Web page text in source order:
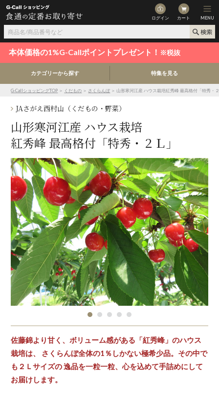
ログイン カート MENU
本体価格の1%G-Callポイントプレゼント！ ※税抜
カテゴリーから探す 特集を見る
G-CallショッピングTOP ＞ くだもの ＞ さくらんぼ ＞ 山形寒河江産 ハウス栽培紅秀峰 最高格付「特秀・
JAさがえ西村山（くだもの・野菜）
山形寒河江産 ハウス栽培
紅秀峰 最高格付「特秀・２Ｌ」
佐藤錦より甘く、ボリューム感がある「紅秀峰」のハウス
栽培は、 さくらんぼ全体の1％しかない極希少品。その中で
も２Ｌサイズの 逸品を一粒一粒、心を込めて手詰めにして
お届けします。